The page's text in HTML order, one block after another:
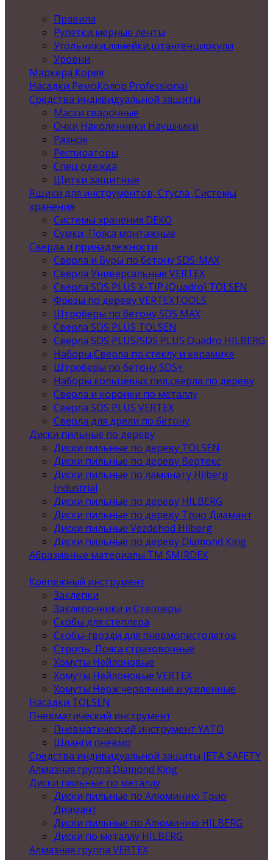
Правила
Рулетки,мерные ленты
Угольники,линейки,штангенциркули
Уровни
Маркера Корея
Насадки РемоКолор Professional
Средства индивидуальной защиты
Маски сварочные
Очки Наколенники Наушники
Разное
Респираторы
Спец одежда
Щитки защитные
Ящики для инструментов, Стусла ,Системы
хранения
Системы хранения DEKO
Сумки ,Пояса монтажные
Сверла и принадлежности
Сверла и Буры по бетону SDS-MAX
Сверла Универсальные VERTEX
Сверла SDS PLUS X-TIP (Quadro) TOLSEN
Фрезы по дереву VERTEXTOOLS
Штроберы по бетону SDS MAX
Сверла SDS PLUS TOLSEN
Сверла SDS PLUS/SDS PLUS Quadro HILBERG
Наборы,Сверла по стеклу и керамике
Штроберы по бетону SDS+
Наборы кольцевых пил,сверла по дереву
Сверла и коронки по металлу
Сверла SDS PLUS VERTEX
Сверла для дрели по бетону
Диски пильные по дереву
Диски пильные по дереву TOLSEN
Диски пильные по дереву Вертекс
Диски пильные по ламинату Hilberg
Industrial
Диски пильные по дереву HILBERG
Диски пильные по дереву Трио Диамант
Диски пильные Vezdehod Hilberg
Диски пильные по дереву Diamond King
Абразивные материалы ТМ SMIRDEX
Крепежный инструмент
Заклепки
Заклепочники и Степлеры
Скобы для степлера
Скобы-гвозди для пневмопистолетов
Стропы .Пояса страховочные
Хомуты Нейлоновые
Хомуты Нейлоновые VERTEX
Хомуты Нерж червячные и усиленные
Насадки TOLSEN
Пневматический инструмент
Пневматический инструмент YATO
Шланги пневмо
Средства индивидуальной защиты JETA SAFETY
Алмазная группа Diamond King
Диски пильные по металлу
Диски пильные по Алюминию Трио
Диамант
Диски пильные по Алюминию HILBERG
Диски по металлу HILBERG
Алмазная группа VERTEX